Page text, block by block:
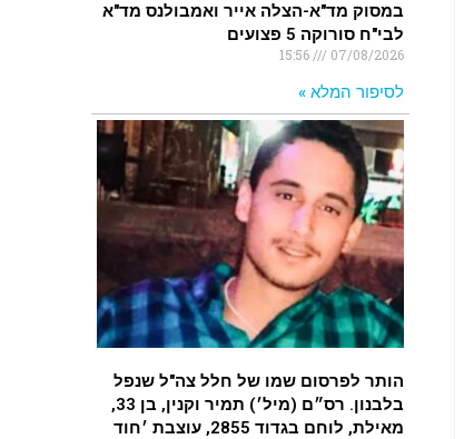
במסוק מד"א-הצלה אייר ואמבולנס מד"א
לבי"ח סורוקה 5 פצועים
07/08/2026
לסיפור המלא »
הותר לפרסום שמו של חלל צה"ל שנפל
בלבנון. רס״ם (מיל׳) תמיר וקנין, בן 33,
מאילת, לוחם בגדוד 2855, עוצבת ׳חוד